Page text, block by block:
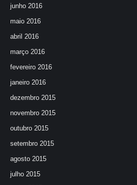
junho 2016
maio 2016
abril 2016
março 2016
fevereiro 2016
janeiro 2016
dezembro 2015
novembro 2015
outubro 2015
setembro 2015
agosto 2015
julho 2015